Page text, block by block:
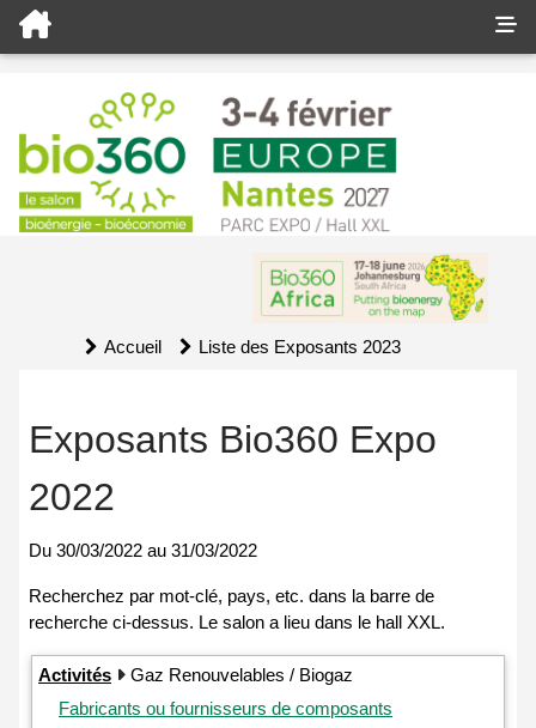
Accueil Liste des Exposants 2023
Exposants Bio360 Expo
2022
Du 30/03/2022 au 31/03/2022
Activités
Gaz Renouvelables / Biogaz
Fabricants ou fournisseurs de composants